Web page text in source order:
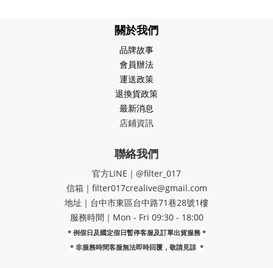
關於我們
品牌故事
會員辦法
運送政策
退換貨政策
最新消息
店鋪資訊
聯絡我們
官方LINE｜@filter_017
信箱｜filter017crealive@gmail.com
地址｜​台中市東區台中路71巷28號1樓
服務時間｜Mon - Fri 09:30 - 18:00
* 例假日及國定假日暫停客服及訂單出貨服務 *
* 非服務時間客服無法即時回覆，敬請見諒 *